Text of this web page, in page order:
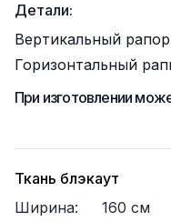
Детали:
Вертикальный
Горизонтальный
При изготовлении
Ткань блэкаут
Ширина:
160 см